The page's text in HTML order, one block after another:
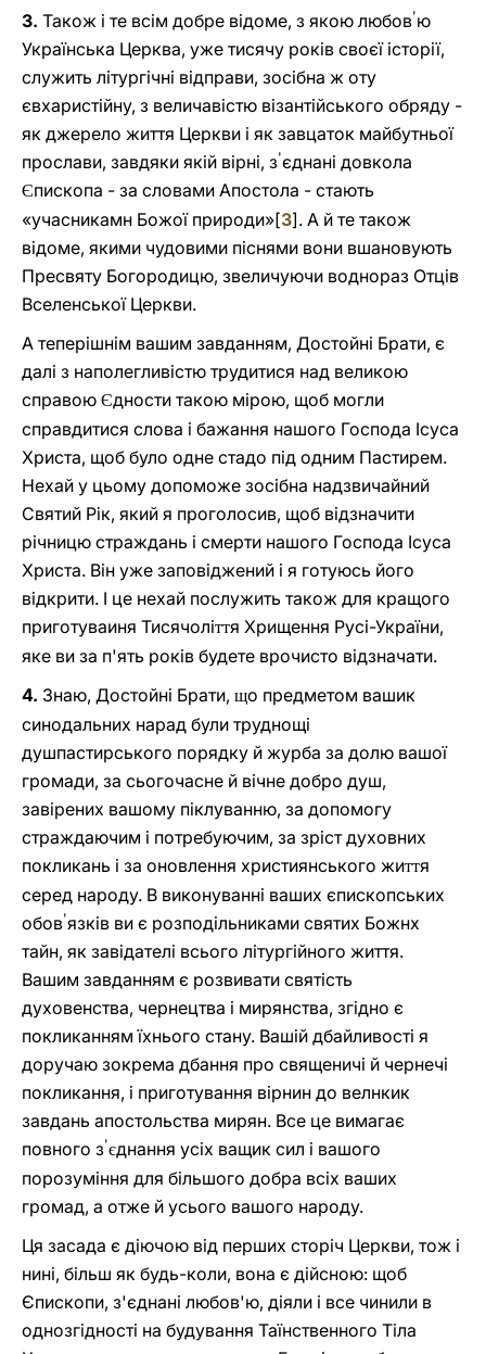
3. Також і те всім добре відоме, з якою любов'ю
Українська Церква, уже тисячу років своєї історії,
служить літургічні відправи, зосібна ж оту
євхаристійну, з величавістю візантійського обряду -
як джерело життя Церкви і як завцаток майбутньої
прослави, завдяки якій вірні, з'єднані довкола
Єпископа - за словами Апостола - стають
«учасникамн Божої природи»[3]. А й те також
відоме, якими чудовими піснями вони вшановують
Пресвяту Богородицю, звеличуючи воднораз Отців
Вселенської Церкви.
А теперішнім вашим завданням, Достойні Брати, є
далі з наполегливістю трудитися над великою
справою Єдности такою мірою, щоб могли
справдитися слова і бажання нашого Господа Ісуса
Христа, щоб було одне стадо під одним Пастирем.
Нехай у цьому допоможе зосібна надзвичайний
Святий Рік, який я проголосив, щоб відзначити
річницю страждань і смерти нашого Господа Ісуса
Христа. Він уже заповіджений і я готуюсь його
відкрити. І це нехай послужить також для кращого
приготуваиня Тисячоліття Хрищення Русі-України,
яке ви за п'ять років будете врочисто відзначати.
4. Знаю, Достойні Брати, що предметом вашик
синодальних нарад були труднощі
душпастирського порядку й журба за долю вашої
громади, за сьогочасне й вічне добро душ,
завірених вашому піклуванню, за допомогу
страждаючим і потребуючим, за зріст духовних
покликань і за оновлення християнського життя
серед народу. В виконуванні ваших єпископських
обов'язків ви є розподільниками святих Божнх
тайн, як завідателі всього літургійного життя.
Вашим завданням є розвивати святість
духовенства, чернецтва і мирянства, згідно є
покликанням їхнього стану. Вашій дбайливості я
доручаю зокрема дбання про священичі й чернечі
покликання, і приготування вірнин до велнкик
завдань апостольства мирян. Все це вимагає
повного з'єднання усіх ващик сил і вашого
порозуміння для більшого добра всіх ваших
громад, а отже й усього вашого народу.
Ця засада є діючою від перших сторіч Церкви, тож і
нині, більш як будь-коли, вона є дійсною: щоб
Єпископи, з'єднані любов'ю, діяли і все чинили в
однозгідності на будування Таїнственного Тіла